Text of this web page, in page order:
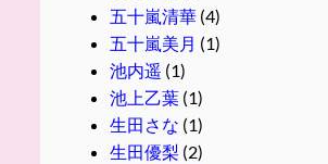
五十嵐清華(4)
五十嵐美月 (1)
池内遥 (1)
池上乙葉(1)
生田さな (1)
生田優梨 (2)